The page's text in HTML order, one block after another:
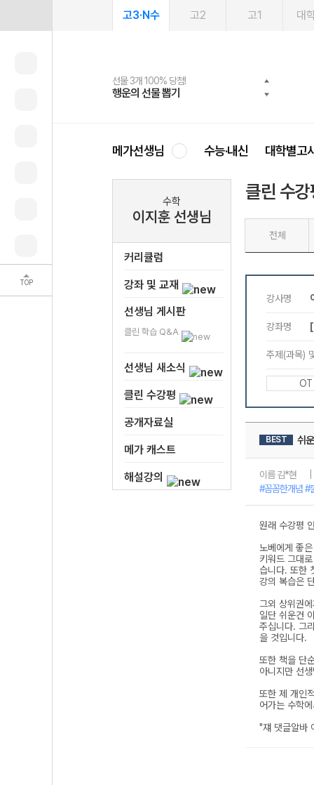
TOP
고3·N수 고2 고1 대
선물 3개 100% 당첨!
행운의 선물 뽑기
선물 100% 증정!
메가스터디 X 올리브
여름방학 스터디 캐시백
메가런 썸머스쿨
2027 러셀 단과
강사 공개선발
스마트러닝앱
설문 EVENT
메가패스
3일 무료 체험권
메가패스 수강생 무료혜택!
메가클럽 멤버십
사회공헌 캠페인
희망이룸 메가나눔
메가선생님 수능·내신 대학별고
수학
이지훈 선생님
커리큘럼
강좌 및 교재
선생님 게시판
클린 학습 Q&A
선생님 새소식
클린 수강평
공개자료실
메가 캐스트
해설강의
클린 수강
전체